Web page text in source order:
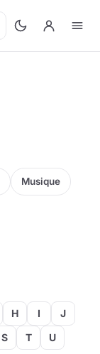
Musique
H I
J
S T
U